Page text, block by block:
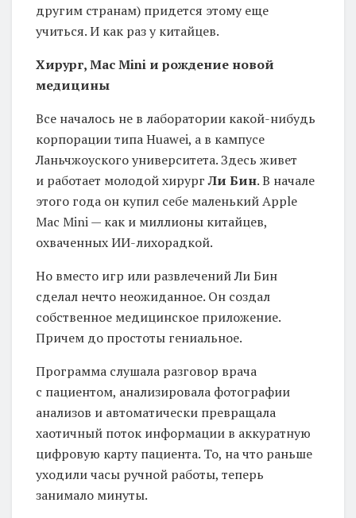
другим странам) придется этому еще
учиться. И как раз у китайцев.
Хирург, Mac Mini и рождение новой
медицины
Все началось не в лаборатории какой-нибудь
корпорации типа Huawei, а в кампусе
Ланьчжоуского университета. Здесь живет
и работает молодой хирургЛи Бин. В начале
этого года он купил себе маленький Apple
Mac Mini — как и миллионы китайцев,
охваченных ИИ-лихорадкой.
Но вместо игр или развлечений Ли Бин
сделал нечто неожиданное. Он создал
собственное медицинское приложение.
Причем до простоты гениальное.
Программа слушала разговор врача
с пациентом, анализировала фотографии
анализов и автоматически превращала
хаотичный поток информации в аккуратную
цифровую карту пациента. То, на что раньше
уходили часы ручной работы, теперь
занимало минуты.